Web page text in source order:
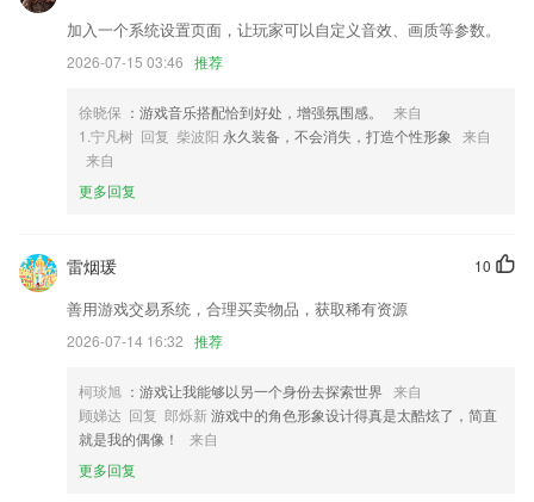
2,一如既往好用，手机端全新上线。
3,为教育组织、校园吸引更多潜在用户，更能取得千万家庭的信奈与支
4,15天金额包退,第三方独立检测,无事故、无泡水承诺为您保驾护航;
5,多种班型，在线选课，方便快捷
6,【离线朗读】：还在担心听文章耗流量?不用怕，选择离线主播，没网
也能听哦
1.在每个汉字即将到达临界点的时候，恰到好处的安排孩子的下一次复
2.·精心编排字帖集：海量字帖集，经典内容，专业排版，回馈用户
3.·提供让你十分便捷的网络学习模式
4.·提供精准而又专业的海量留学知识，满足你的好奇心和成就感
5.为用户们呈现出一本丰富多彩的有机世界的数字教学参考书，便于用户
更好的进行学习
加入一个系统设置页面，让玩家可以自定义音效、画质等参数。
2026-07-15 03:46 推荐
徐晓保 ：游戏音乐搭配恰到好处，增强氛围感。
来自
1.宁凡树 回复 柴波阳 永久装备，不会消失，打造个性形象
来自
来自
更多回复
10
雷烟瑗
善用游戏交易系统，合理买卖物品，获取稀有资源
2026-07-14 16:32 推荐
柯琰旭 ：游戏让我能够以另一个身份去探索世界 来自
顾娣达 回复 郎烁新游戏中的角色形象设计得真是太酷炫了，简直
就是我的偶像！
来自
更多回复